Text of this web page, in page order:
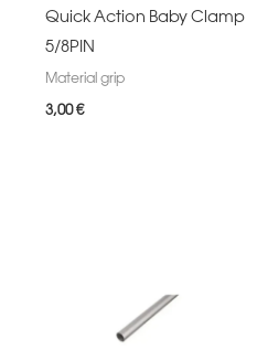
Quick Action Baby Clamp
5/8PIN
Material grip
3,00€